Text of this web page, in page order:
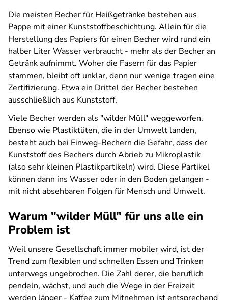
Die meisten Becher für Heißgetränke bestehen aus
Pappe mit einer Kunststoffbeschichtung. Allein für die
Herstellung des Papiers für einen Becher wird rund ein
halber Liter Wasser verbraucht - mehr als der Becher an
Getränk aufnimmt. Woher die Fasern für das Papier
stammen, bleibt oft unklar, denn nur wenige tragen eine
Zertifizierung. Etwa ein Drittel der Becher bestehen
ausschließlich aus Kunststoff.
Viele Becher werden als "wilder Müll" weggeworfen.
Ebenso wie Plastiktüten, die in der Umwelt landen,
besteht auch bei Einweg-Bechern die Gefahr, dass der
Kunststoff des Bechers durch Abrieb zu Mikroplastik
(also sehr kleinen Plastikpartikeln) wird. Diese Partikel
können dann ins Wasser oder in den Boden gelangen -
mit nicht absehbaren Folgen für Mensch und Umwelt.
Warum "wilder Müll" für uns alle ein
Problem ist
Weil unsere Gesellschaft immer mobiler wird, ist der
Trend zum flexiblen und schnellen Essen und Trinken
unterwegs ungebrochen. Die Zahl derer, die beruflich
pendeln, wächst, und auch die Wege in der Freizeit